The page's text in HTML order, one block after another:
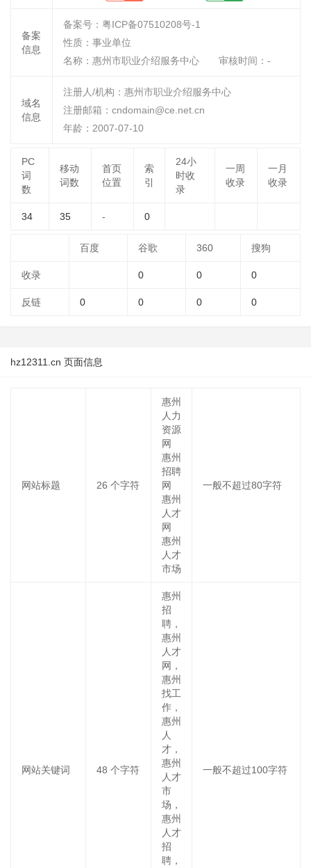
备案
信息
备案号：粤ICP备07510208号-1
性质： 事业单位
名称： 惠州市职业介绍服务中心 审核时间： -
域名
信息
注册人/机构：惠州市职业介绍服务中心
注册邮箱：cndomain@ce.net.cn
年龄：2007-07-10
PC
词
数
移动
词数
首页
位置
索
引
24小
时收
录
一周
收录
一月
收录
34 35 - 0
百度 谷歌 360 搜狗
收录 0 0 0
反链 0 0 0 0
hz12311.cn 页面信息
网站标题 26 个字符
惠州
人力
资源
网
惠州
招聘
网
惠州
人才
网
惠州
人才
市场
一般不超过80字符
网站关键词 48 个字符
惠州
招
聘，
惠州
人才
网，
惠州
找工
作，
惠州
人
才，
惠州
人才
市
场，
惠州
人才
招
聘，
一般不超过100字符